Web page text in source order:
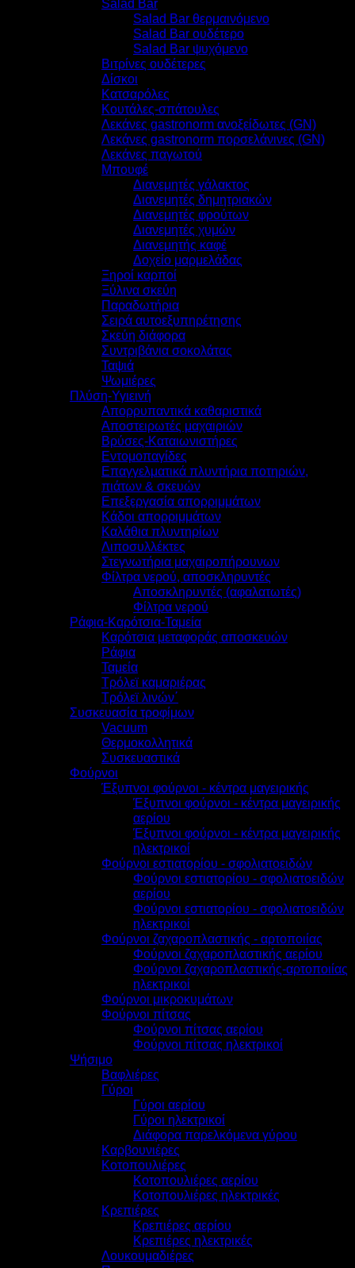
Salad Bar
Salad Bar θερμαινόμενο
Salad Bar ουδέτερο
Salad Bar ψυχόμενο
Βιτρίνες ουδέτερες
Δίσκοι
Κατσαρόλες
Κουτάλες-σπάτουλες
Λεκάνες gastronorm ανοξείδωτες (GN)
Λεκάνες gastronorm πορσελάνινες (GN)
Λεκάνες παγωτού
Μπουφέ
Διανεμητές γάλακτος
Διανεμητές δημητριακών
Διανεμητές φρούτων
Διανεμητές χυμών
Διανεμητής καφέ
Δοχείο μαρμελάδας
Ξηροί καρποί
Ξύλινα σκεύη
Παραδωτήρια
Σειρά αυτοεξυπηρέτησης
Σκεύη διάφορα
Συντριβάνια σοκολάτας
Ταψιά
Ψωμιέρες
Πλύση-Υγιεινή
Απορρυπαντικά καθαριστικά
Αποστειρωτές μαχαιριών
Βρύσες-Καταιωνιστήρες
Εντομοπαγίδες
Επαγγελματικά πλυντήρια ποτηριών,
πιάτων & σκευών
Επεξεργασία απορριμμάτων
Κάδοι απορριμμάτων
Καλάθια πλυντηρίων
Λιποσυλλέκτες
Στεγνωτήρια μαχαιροπήρουνων
Φίλτρα νερού, αποσκληρυντές
Αποσκληρυντές (αφαλατωτές)
Φίλτρα νερού
Ράφια-Καρότσια-Ταμεία
Καρότσια μεταφοράς αποσκευών
Ράφια
Ταμεία
Τρόλεϊ καμαριέρας
Τρόλεϊ λινών΄
Συσκευασία τροφίμων
Vacuum
Θερμοκολλητικά
Συσκευαστικά
Φούρνοι
Έξυπνοι φούρνοι - κέντρα μαγειρικής
Έξυπνοι φούρνοι - κέντρα μαγειρικής
αερίου
Έξυπνοι φούρνοι - κέντρα μαγειρικής
ηλεκτρικοί
Φούρνοι εστιατορίου - σφολιατοειδών
Φούρνοι εστιατορίου - σφολιατοειδών
αερίου
Φούρνοι εστιατορίου - σφολιατοειδών
ηλεκτρικοί
Φούρνοι ζαχαροπλαστικής - αρτοποιίας
Φούρνοι ζαχαροπλαστικής αερίου
Φούρνοι ζαχαροπλαστικής-αρτοποιίας
ηλεκτρικοί
Φούρνοι μικροκυμάτων
Φούρνοι πίτσας
Φούρνοι πίτσας αερίου
Φούρνοι πίτσας ηλεκτρικοί
Ψήσιμο
Βαφλιέρες
Γύροι
Γύροι αερίου
Γύροι ηλεκτρικοί
Διάφορα παρελκόμενα γύρου
Καρβουνιέρες
Κοτοπουλιέρες
Κοτοπουλιέρες αερίου
Κοτοπουλιέρες ηλεκτρικές
Κρεπιέρες
Κρεπιέρες αερίου
Κρεπιέρες ηλεκτρικές
Λουκουμαδιέρες